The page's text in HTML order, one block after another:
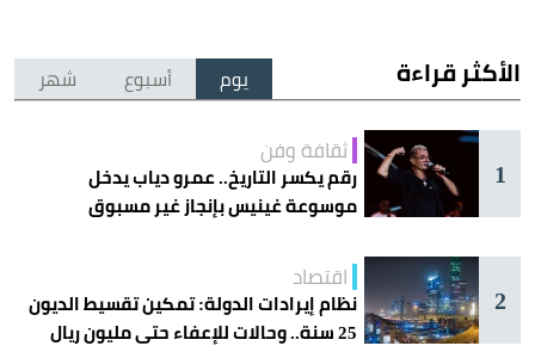
الأكثر قراءة يوم أسبوع شهر
1
ثقافة وفن
رقم يكسر التاريخ.. عمرو دياب يدخل
موسوعة غينيس بإنجاز غير مسبوق
2
اقتصاد
نظام إيرادات الدولة: تمكين تقسيط الديون
25 سنة.. وحالات للإعفاء حتى مليون ريال